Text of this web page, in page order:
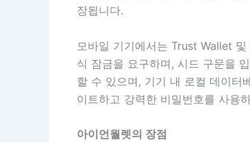
장됩니다.
모바일 기기에서는 Trust Wallet
식 잠금을 요구하며, 시드 구문을
할 수 있으며, 기기 내 로컬 데이터
이트하고 강력한 비밀번호를 사용
아이언월렛의 장점